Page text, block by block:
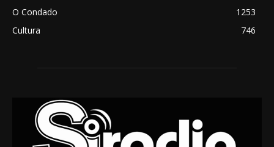
O Condado
1253
Cultura
746